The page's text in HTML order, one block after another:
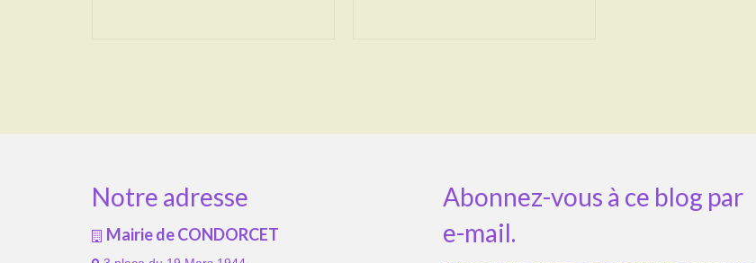
Notre adresse
Mairie de CONDORCET
Abonnez-vous à ce blog par
e-mail.